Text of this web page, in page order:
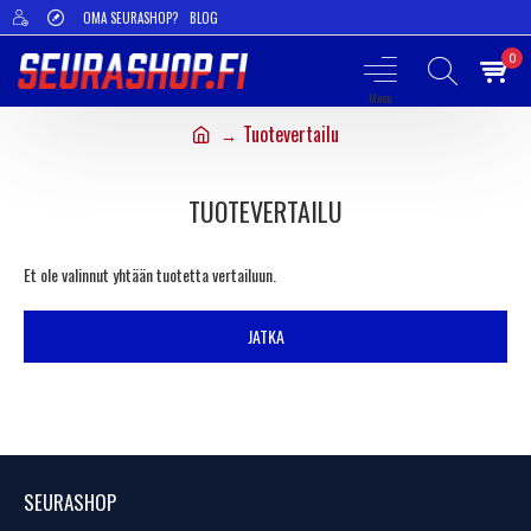
OMA SEURASHOP? BLOG
0
Tuotevertailu
TUOTEVERTAILU
Et ole valinnut yhtään tuotetta vertailuun.
JATKA
SEURASHOP